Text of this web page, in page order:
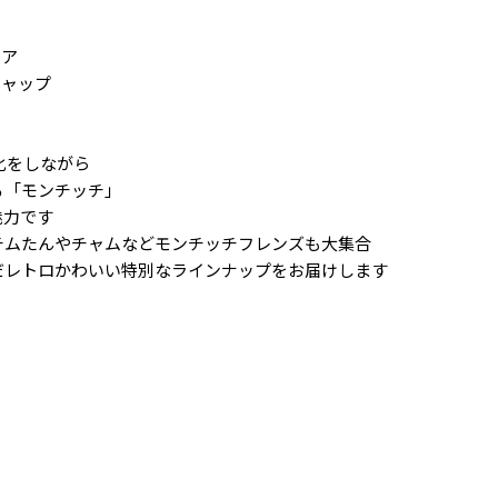
ップ
しながら
モンチッチ」
です
たんやチャムなどモンチッチフレンズも大集合
トロかわいい特別なラインナップをお届けします